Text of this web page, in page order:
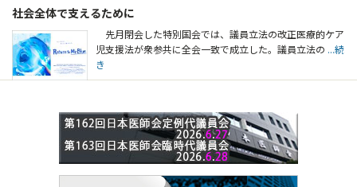
社会全体で支えるために
先月閉会した特別国会では、議員立法の改正医療的ケア
児支援法が衆参共に全会一致で成立した。議員立法の ...続
き